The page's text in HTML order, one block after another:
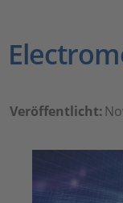
Karriere
Veröffentlicht: